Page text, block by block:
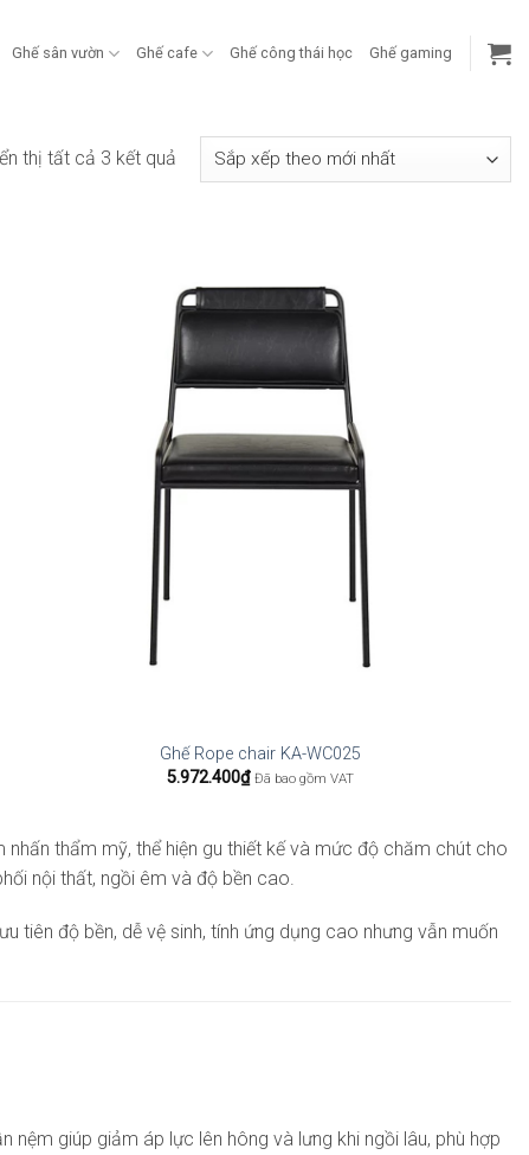
Ghế sân vườn Ghế cafe Ghế công thái học Ghế gaming
thị tất cả 3 kết quảĐã
sắp
nhất
Ghế Rope chair KA-WC025
5.972.400₫ Đã bao gồm VAT
thẩm mỹ, thể hiện gu thiết kế và mức độ chăm chút cho
nội thất, ngồi êm và độ bền cao.
tiên độ bền, dễ vệ sinh, tính ứng dụng cao nhưng vẫn muốn
giúp giảm áp lực lên hông và lưng khi ngồi lâu, phù hợp